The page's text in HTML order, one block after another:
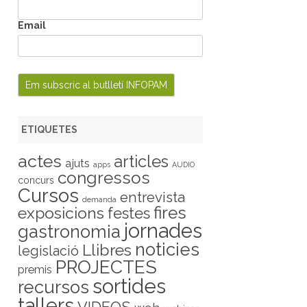
Email
ETIQUETES
actes ajuts apps articles AUDIO
concurs congressos
Cursos demanda entrevista
exposicions festes fires
gastronomia jornades
legislació Llibres noticies
premis PROJECTES
recursos sortides